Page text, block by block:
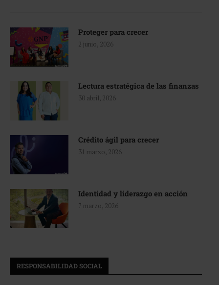
Proteger para crecer
2 junio, 2026
Lectura estratégica de las finanzas
30 abril, 2026
Crédito ágil para crecer
31 marzo, 2026
Identidad y liderazgo en acción
7 marzo, 2026
RESPONSABILIDAD SOCIAL